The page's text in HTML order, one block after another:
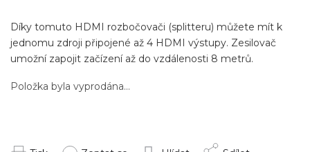
Položka byla vyprodána…
Díky tomuto HDMI rozbočovači (splitteru) můžete mít k
jednomu zdroji připojené až 4 HDMI výstupy. Zesilovač
umožní zapojit začízení až do vzdálenosti 8 metrů.